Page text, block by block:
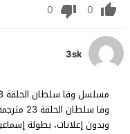
0
0
3sk
وفا
وبدون إعلانات، بطولة